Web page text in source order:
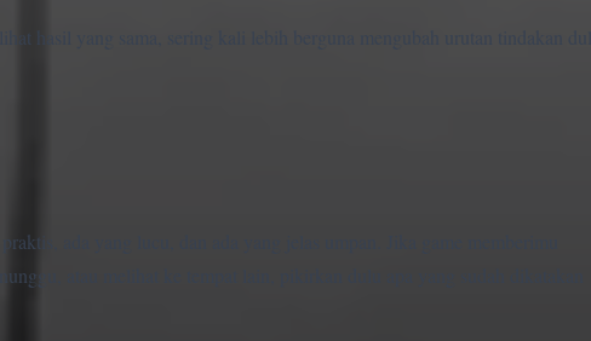
hasil yang sama, sering kali lebih berguna mengubah urutan tindakan dulu
ada yang lucu, dan ada yang jelas umpan. Jika game memberimu
atau melihat ke tempat lain, pikirkan dulu apa yang sudah dikatakan